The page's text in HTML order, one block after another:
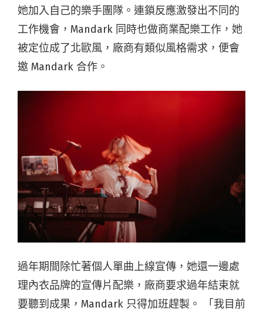
她加入自己的樂手團隊。連鎖反應激發出不同的
工作機會，Mandark 同時也做商業配樂工作，她
被定位成了北歐風，廠商有類似風格需求，便會
邀 Mandark 合作。
過年期間除忙著個人單曲上線宣傳，她還一邊處
理內衣品牌的宣傳片配樂，廠商要求過年結束就
要聽到成果，Mandark 只得加班趕製。 「我目前